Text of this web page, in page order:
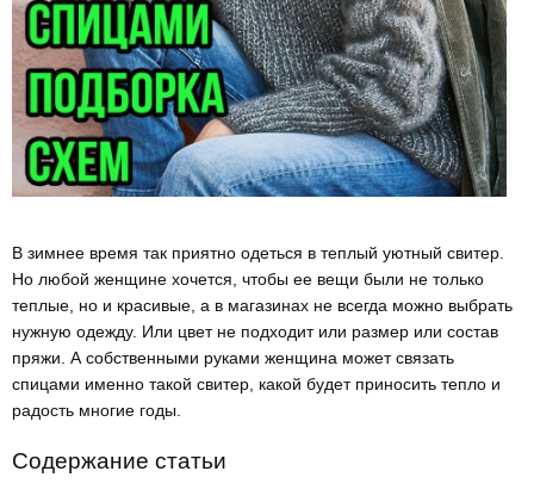
В зимнее время так приятно одеться в теплый уютный свитер.
Но любой женщине хочется, чтобы ее вещи были не только
теплые, но и красивые, а в магазинах не всегда можно выбрать
нужную одежду. Или цвет не подходит или размер или состав
пряжи. А собственными руками женщина может связать
спицами именно такой свитер, какой будет приносить тепло и
радость многие годы.
Содержание статьи